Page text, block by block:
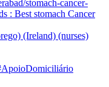
stomach-cancer-
: Best stomach Cancer
(Ireland) (nurses)